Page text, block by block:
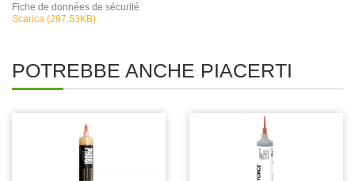
Fiche de données de sécurité
Scarica (297.53KB)
POTREBBE ANCHE PIACERTI